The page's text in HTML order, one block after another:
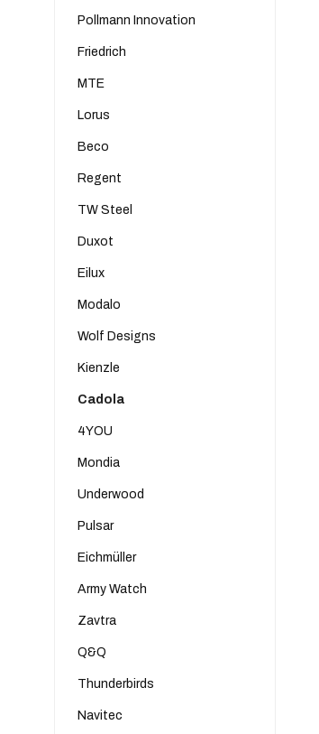
Pollmann Innovation
Friedrich
MTE
Lorus
Beco
Regent
TW Steel
Duxot
Eilux
Modalo
Wolf Designs
Kienzle
Cadola
4YOU
Mondia
Underwood
Pulsar
Eichmüller
Army Watch
Zavtra
Q&Q
Thunderbirds
Navitec